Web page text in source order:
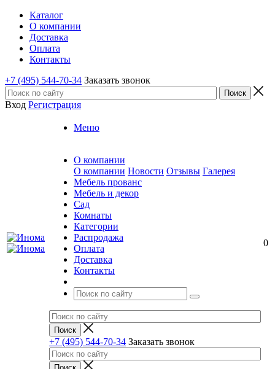
Каталог
О компании
Доставка
Оплата
Контакты
+7 (495) 544-70-34 Заказать звонок
Вход Регистрация
Меню
О компании
О компании Новости Отзывы Галерея
Мебель прованс
Мебель и декор
Сад
Комнаты
Категории
Распродажа
Оплата
Доставка
Контакты
+7 (495) 544-70-34 Заказать звонок
0